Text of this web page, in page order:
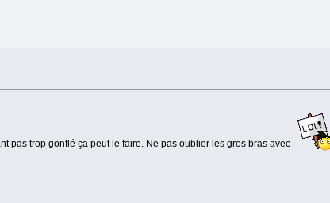
pas trop gonflé ça peut le faire. Ne pas oublier les gros bras avec